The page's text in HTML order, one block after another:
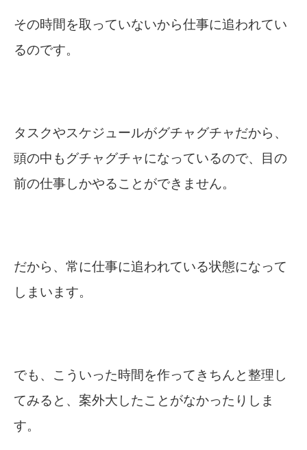
その時間を取っていないから仕事に追われてい
るのです。
タスクやスケジュールがグチャグチャだから、
頭の中もグチャグチャになっているので、目の
前の仕事しかやることができません。
だから、常に仕事に追われている状態になって
しまいます。
でも、こういった時間を作ってきちんと整理し
てみると、案外大したことがなかったりしま
す。